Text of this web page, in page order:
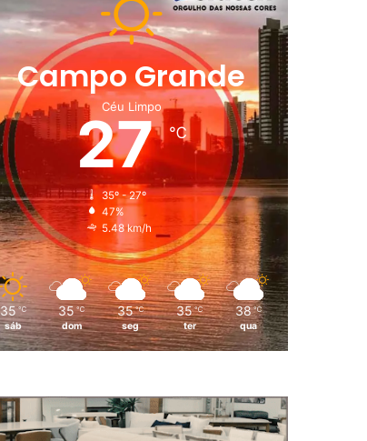
Campo Grande
Céu Limpo
27℃
35º - 27º
47%
5.48 km/h
35 ℃
sáb
35 ℃
dom
35 ℃
seg
35 ℃
ter
38 ℃
qua